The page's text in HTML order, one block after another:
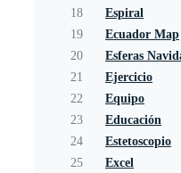
18
Espiral
19
Ecuador Map
20
Esferas
21
Ejercicio
22
Equipo
23
Educación
24
Estetoscopio
25
Excel